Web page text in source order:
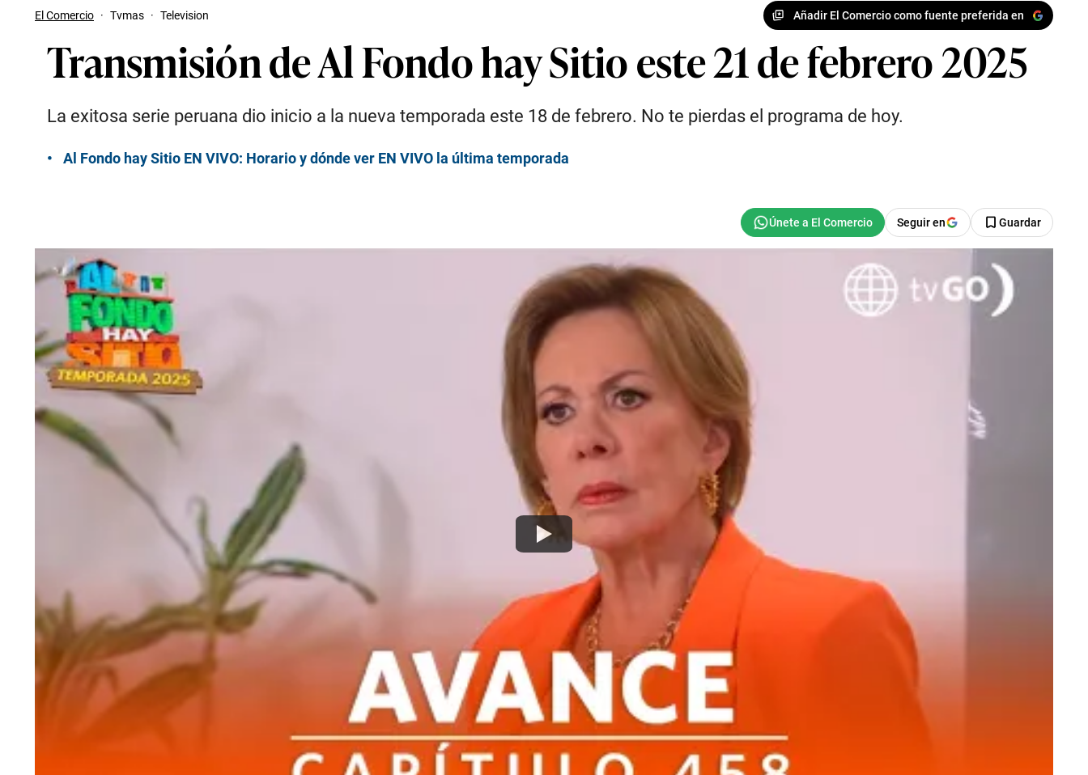
El Comercio · Tvmas · Television Añadir El Comercio como fuente preferida en
Transmisión de Al Fondo hay Sitio este 21 de febrero 2025
La exitosa serie peruana dio inicio a la nueva temporada este 18 de febrero. No te pierdas el programa de hoy.
Al Fondo hay Sitio EN VIVO: Horario y dónde ver EN VIVO la última temporada
Seguir en Guardar